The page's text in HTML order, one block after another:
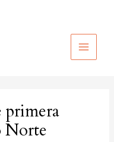
MAIN
primera
Norte